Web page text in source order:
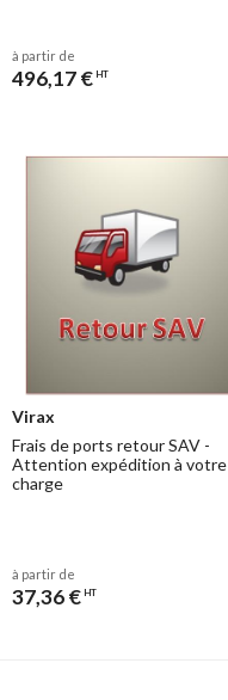
à partir de
496,17 € HT
Virax
Frais de ports retour SAV -
Attention expédition à votre
charge
à partir de
37,36 € HT